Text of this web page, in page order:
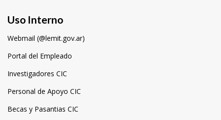
Uso Interno
Webmail (@lemit.gov.ar)
Portal del Empleado
Investigadores CIC
Personal de Apoyo CIC
Becas y Pasantias CIC